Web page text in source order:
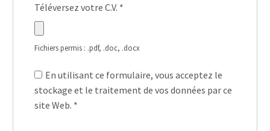
Téléversez votre C.V. *
Fichiers permis : .pdf, .doc, .docx
En utilisant ce formulaire, vous acceptez le
stockage et le traitement de vos données par ce
site Web. *